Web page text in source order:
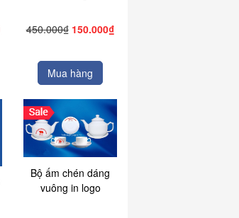
450.000₫ 150.000₫
Mua hàng
Bộ ấm chén dáng
vuông in logo